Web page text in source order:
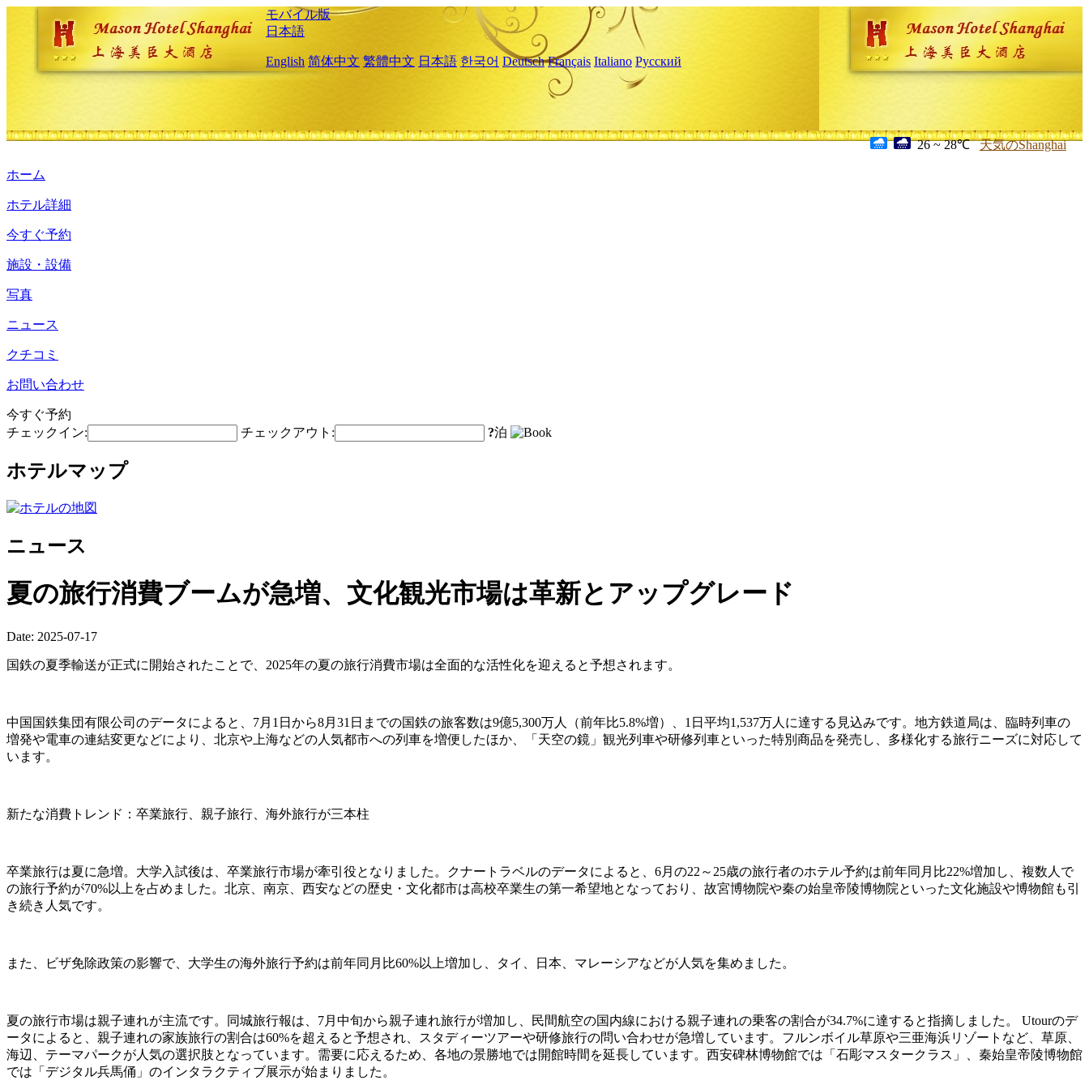
モバイル版
日本語
English 简体中文 繁體中文 日本語 한국어 Deutsch Français Italiano Русский
26 ~ 28℃ 天気のShanghai
ホーム
ホテル詳細
今すぐ予約
施設・設備
写真
ニュース
クチコミ
お問い合わせ
今すぐ予約
チェックイン:
チェックアウト: ?泊
ホテルマップ
ニュース
夏の旅行消費ブームが急増、文化観光市場は革新とアップグレード
Date: 2025-07-17
国鉄の夏季輸送が正式に開始されたことで、2025年の夏の旅行消費市場は全面的な活性化を迎えると予想されます。
中国国鉄集団有限公司のデータによると、7月1日から8月31日までの国鉄の旅客数は9億5,300万人（前年比5.8%増）、1日平均1,537万人に達する見込みです。地方鉄道局は、臨時列車の
増発や電車の連結変更などにより、北京や上海などの人気都市への列車を増便したほか、「天空の鏡」観光列車や研修列車といった特別商品を発売し、多様化する旅行ニーズに対応して
います。
新たな消費トレンド：卒業旅行、親子旅行、海外旅行が三本柱
卒業旅行は夏に急増。大学入試後は、卒業旅行市場が牽引役となりました。クナートラベルのデータによると、6月の22～25歳の旅行者のホテル予約は前年同月比22%増加し、複数人で
の旅行予約が70%以上を占めました。北京、南京、西安などの歴史・文化都市は高校卒業生の第一希望地となっており、故宮博物院や秦の始皇帝陵博物院といった文化施設や博物館も引
き続き人気です。
また、ビザ免除政策の影響で、大学生の海外旅行予約は前年同月比60%以上増加し、タイ、日本、マレーシアなどが人気を集めました。
夏の旅行市場は親子連れが主流です。同城旅行報は、7月中旬から親子連れ旅行が増加し、民間航空の国内線における親子連れの乗客の割合が34.7%に達すると指摘しました。 Utourのデ
ータによると、親子連れの家族旅行の割合は60%を超えると予想され、スタディーツアーや研修旅行の問い合わせが急増しています。フルンボイル草原や三亜海浜リゾートなど、草原、
海辺、テーマパークが人気の選択肢となっています。需要に応えるため、各地の景勝地では開館時間を延長しています。西安碑林博物館では「石彫マスタークラス」、秦始皇帝陵博物館
では「デジタル兵馬俑」のインタラクティブ展示が始まりました。